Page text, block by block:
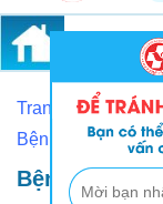
GIỚI THIỆU
Trang Chủ /
Bệnh giang mai
Bệnh Giang